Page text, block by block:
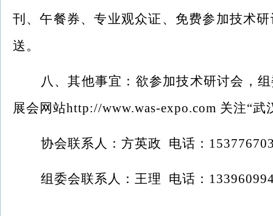
刊、午餐券、专业观众证、免费参加技术
送。
八、其他事宜：欲参加技术研讨会，
展会网站http://www.was-expo.com 关注“
协会联系人：方英政 电话：
组委会联系人：王理 电话：